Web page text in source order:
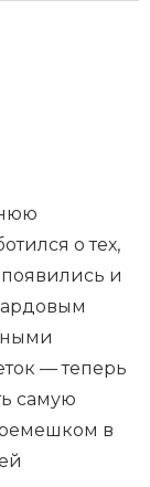
о тех,
и
— теперь
самую
в